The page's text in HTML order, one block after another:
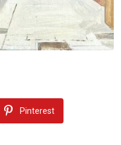
Pinterest